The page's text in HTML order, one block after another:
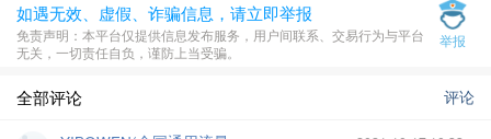
如遇无效、虚假、诈骗信息，请立即举报
​免责声明​​：本平台仅提供信息发布服务，用户间联系、交易行为与平台
无关，一切责任自负，谨防上当受骗。
举报
全部评论 评论